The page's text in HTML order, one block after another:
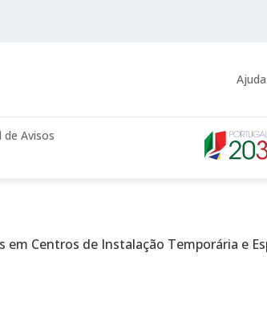
Ajuda
de Avisos
Centros de Instalação Temporária e